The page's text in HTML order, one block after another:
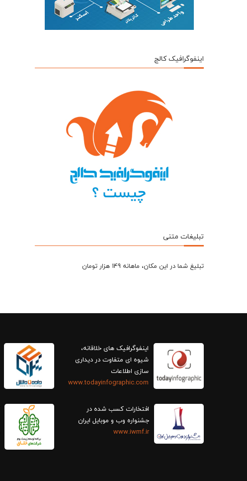
اینفوگرافیک کالج
تبلیغات متنی
تبلیغ شما در این مکان، ماهانه 149 هزار تومان
اینفوگرافیک های خلاقانه،
سازی اطلاعات
www.todayinfographic.com
افتخارات کسب شده در
جشنواره وب و موبایل ایران
www.iwmf.ir